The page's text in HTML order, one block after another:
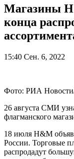
Магазины
конца
15:40 Сен. 6, 2022
Фото: РИА
26 августа СМИ
флагманского
18 июля H&M
России. Торговые
распродадут